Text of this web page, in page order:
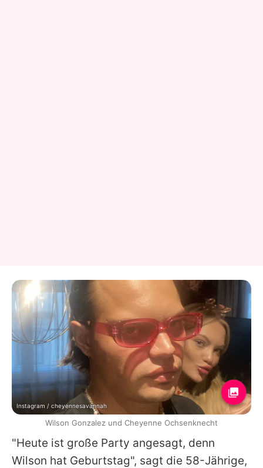
"Heute ist große Party angesagt, denn
Wilson hat Geburtstag", sagt die 58-Jährige,
Instagram / cheyennesavannah
Wilson Gonzalez und Cheyenne Ochsenknecht